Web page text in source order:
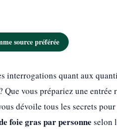
source préférée
interrogations quant aux
Que vous prépariez une
dévoile tous les secrets
foie gras par personne selon